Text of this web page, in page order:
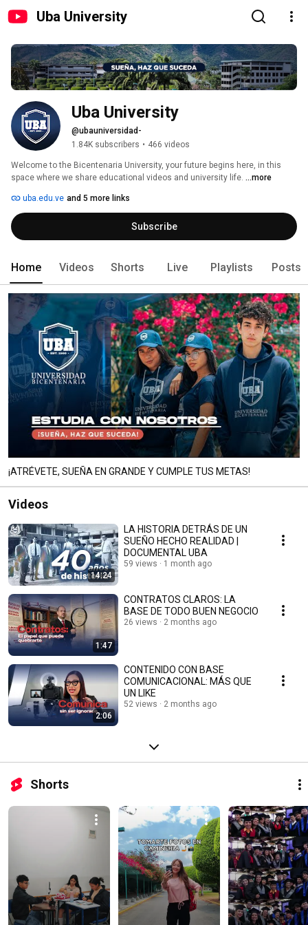
Uba University
Uba University
@ubauniversidad-
1.84K subscribers • 466 videos
Welcome to the Bicentenaria University, your future begins here, in this
space where we share educational videos and university life. ...more
uba.edu.ve and 5 more links
Subscribe
Home Videos Shorts Live Playlists Posts
¡ATRÉVETE, SUEÑA EN GRANDE Y CUMPLE TUS METAS!
Videos
14:24
LA HISTORIA DETRÁS DE UN
SUEÑO HECHO REALIDAD |
DOCUMENTAL UBA
59 views 1 month ago
1:47
CONTRATOS CLAROS: LA
BASE DE TODO BUEN NEGOCIO
26 views 2 months ago
2:06
CONTENIDO CON BASE
COMUNICACIONAL: MÁS QUE
UN LIKE
52 views 2 months ago
Shorts